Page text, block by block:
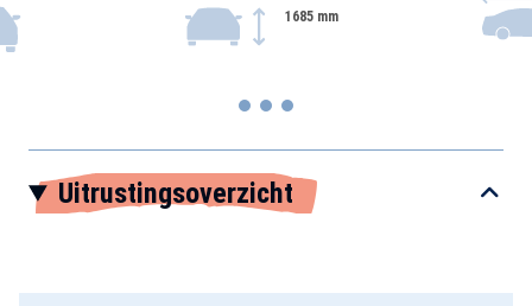
1685 mm
Uitrustingsoverzicht